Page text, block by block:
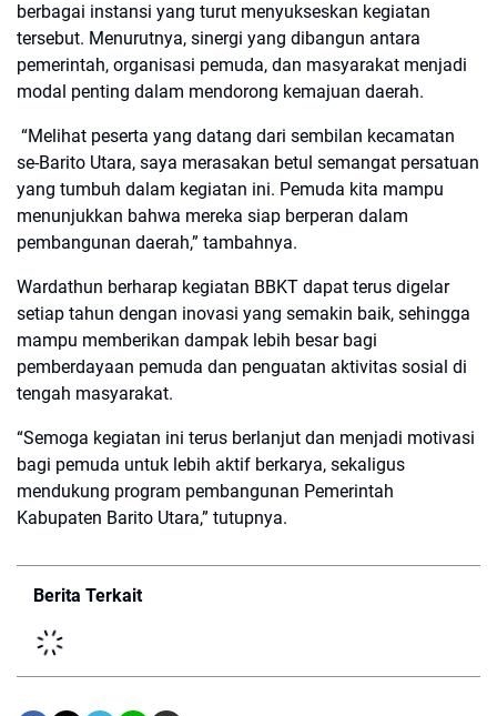
berbagai instansi yang turut menyukseskan kegiatan
tersebut. Menurutnya, sinergi yang dibangun antara
pemerintah, organisasi pemuda, dan masyarakat menjadi
modal penting dalam mendorong kemajuan daerah.
“Melihat peserta yang datang dari sembilan kecamatan
se-Barito Utara, saya merasakan betul semangat persatuan
yang tumbuh dalam kegiatan ini. Pemuda kita mampu
menunjukkan bahwa mereka siap berperan dalam
pembangunan daerah,” tambahnya.
Wardathun berharap kegiatan BBKT dapat terus digelar
setiap tahun dengan inovasi yang semakin baik, sehingga
mampu memberikan dampak lebih besar bagi
pemberdayaan pemuda dan penguatan aktivitas sosial di
tengah masyarakat.
“Semoga kegiatan ini terus berlanjut dan menjadi motivasi
bagi pemuda untuk lebih aktif berkarya, sekaligus
mendukung program pembangunan Pemerintah
Kabupaten Barito Utara,” tutupnya.
Berita Terkait